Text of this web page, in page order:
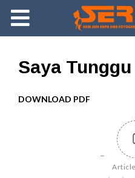
About Us
Saya
DOWNLOAD PDF